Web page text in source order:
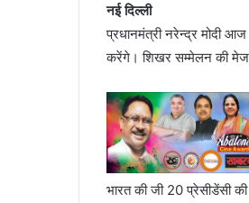
नई दिल्ली
प्रधानमंत्री नरेन्द्र मोदी
करेंगे। शिखर सम्मेलन की
भारत की जी 20 प्रेसीडेंसी